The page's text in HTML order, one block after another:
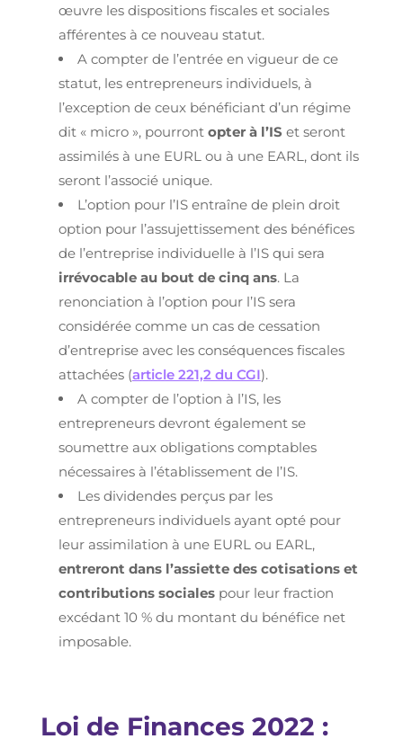
œuvre les dispositions fiscales et sociales
afférentes à ce nouveau statut.
A compter de l’entrée en vigueur de ce
statut, les entrepreneurs individuels, à
l’exception de ceux bénéficiant d’un régime
dit « micro », pourront opter à l’IS et seront
assimilés à une EURL ou à une EARL, dont ils
seront l’associé unique.
L’option pour l’IS entraîne de plein droit
option pour l’assujettissement des bénéfices
de l’entreprise individuelle à l’IS qui sera
irrévocable au bout de cinq ans. La
renonciation à l’option pour l’IS sera
considérée comme un cas de cessation
d’entreprise avec les conséquences fiscales
attachées (article 221,2 du CGI).
A compter de l’option à l’IS, les
entrepreneurs devront également se
soumettre aux obligations comptables
nécessaires à l’établissement de l’IS.
Les dividendes perçus par les
entrepreneurs individuels ayant opté pour
leur assimilation à une EURL ou EARL,
entreront dans l’assiette des cotisations et
contributions socialespour leur fraction
excédant 10 % du montant du bénéfice net
imposable.
Loi de Finances 2022 :